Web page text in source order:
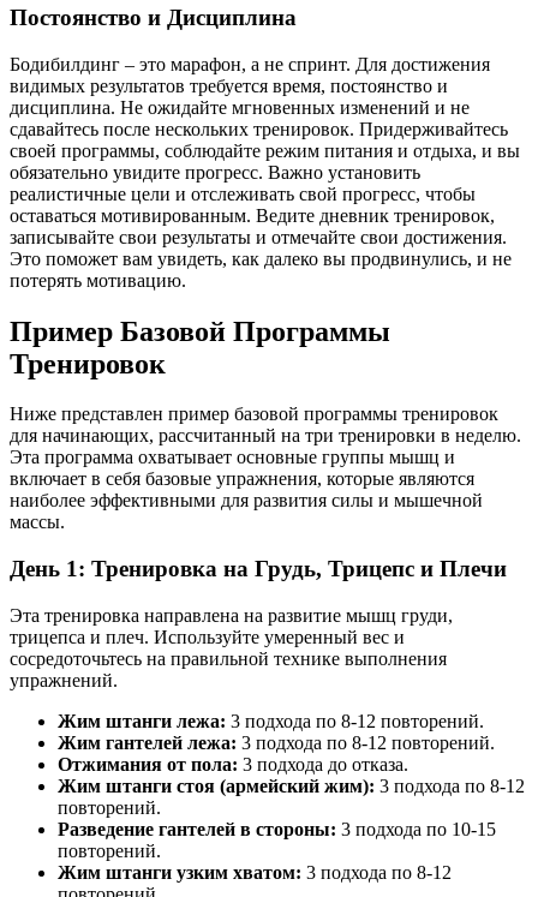
Постоянство и Дисциплина
Бодибилдинг – это марафон, а не спринт. Для достижения
видимых результатов требуется время, постоянство и
дисциплина. Не ожидайте мгновенных изменений и не
сдавайтесь после нескольких тренировок. Придерживайтесь
своей программы, соблюдайте режим питания и отдыха, и вы
обязательно увидите прогресс. Важно установить
реалистичные цели и отслеживать свой прогресс, чтобы
оставаться мотивированным. Ведите дневник тренировок,
записывайте свои результаты и отмечайте свои достижения.
Это поможет вам увидеть, как далеко вы продвинулись, и не
потерять мотивацию.
Пример Базовой Программы
Тренировок
Ниже представлен пример базовой программы тренировок
для начинающих, рассчитанный на три тренировки в неделю.
Эта программа охватывает основные группы мышц и
включает в себя базовые упражнения, которые являются
наиболее эффективными для развития силы и мышечной
массы.
День 1: Тренировка на Грудь, Трицепс и Плечи
Эта тренировка направлена на развитие мышц груди,
трицепса и плеч. Используйте умеренный вес и
сосредоточьтесь на правильной технике выполнения
упражнений.
Жим штанги лежа: 3 подхода по 8-12 повторений.
Жим гантелей лежа: 3 подхода по 8-12 повторений.
Отжимания от пола: 3 подхода до отказа.
Жим штанги стоя (армейский жим): 3 подхода по 8-12
повторений.
Разведение гантелей в стороны: 3 подхода по 10-15
повторений.
Жим штанги узким хватом: 3 подхода по 8-12